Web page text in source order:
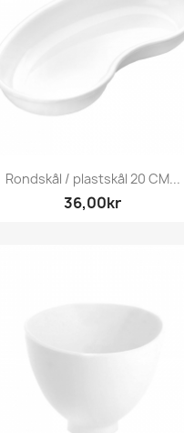
 Snabbvy
Rondskål / plastskål 20 CM...
36,00kr